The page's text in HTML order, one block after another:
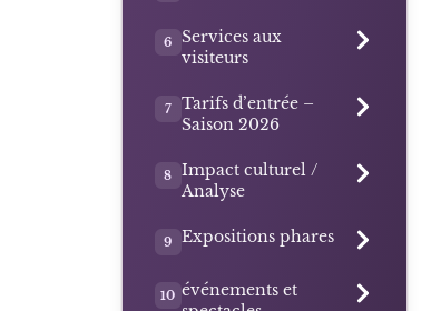
6
Services aux
visiteurs
7
Tarifs d’entrée –
Saison 2026
8
Impact culturel /
Analyse
9 Expositions phares
10 événements et